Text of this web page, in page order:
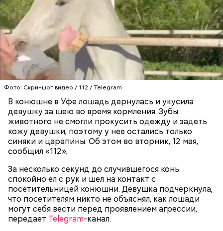
Фото: Скриншот видео / 112 / Telegram
В конюшне в Уфе лошадь дернулась и укусила
девушку за шею во время кормления. Зубы
животного не смогли прокусить одежду и задеть
кожу девушки, поэтому у нее остались только
синяки и царапины. Об этом во вторник, 12 мая,
сообщил «112».
За несколько секунд до случившегося конь
спокойно ел с рук и шел на контакт с
посетительницей конюшни. Девушка подчеркнула,
что посетителям никто не объяснял, как лошади
могут себя вести перед проявлением агрессии,
передает Telegram-канал.
Блогеру грозило до семи лет лишения свободы.
— Мы съездили за витаминами, вернулись обратно,
поднялись домой. У него ухудшилось самочувствие
через сутки... Его увезли в больницу,
реанимировали, и там он скончался, — рассказывал
Миссюра на допросе.
Play
Video
Видео: пресс-служба ГСУ СК по Московской области
недоброжелатели